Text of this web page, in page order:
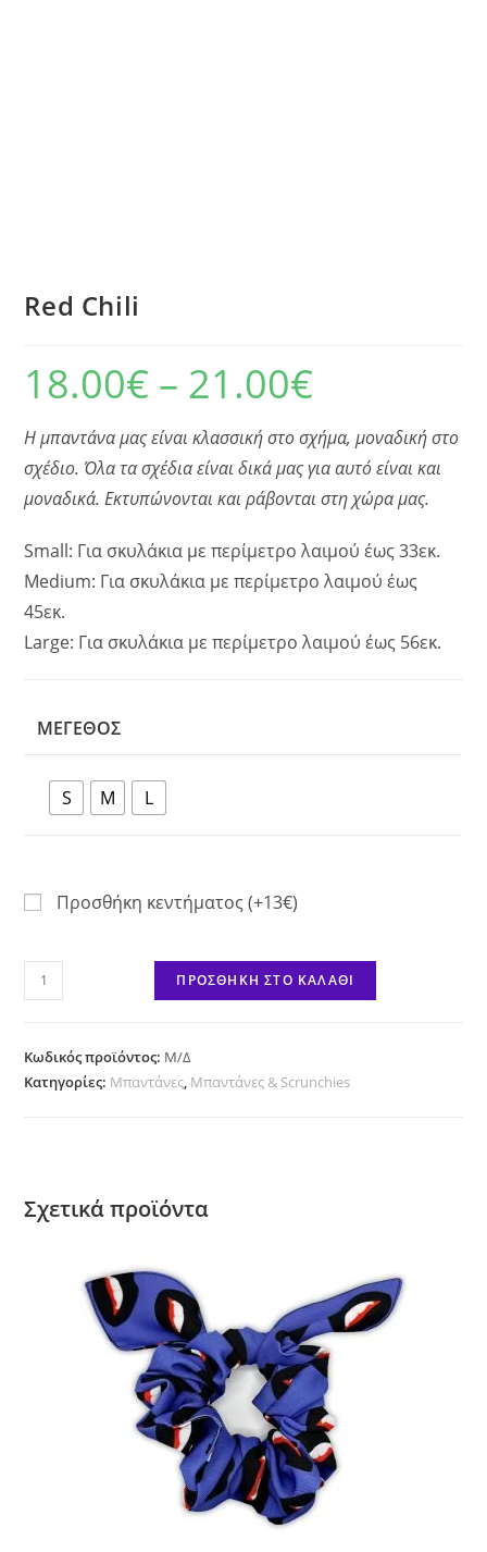
Red Chili
18.00€ – 21.00€
Η μπαντάνα μας είναι κλασσική στο σχήμα, μοναδική στο
σχέδιο. Όλα τα σχέδια είναι δικά μας για αυτό είναι και
μοναδικά. Εκτυπώνονται και ράβονται στη χώρα μας.
Small: Για σκυλάκια με περίμετρο λαιμού έως 33εκ.
Medium: Για σκυλάκια με περίμετρο λαιμού έως
45εκ.
Large: Για σκυλάκια με περίμετρο λαιμού έως 56εκ.
ΜΈΓΕΘΟΣ
S M L
Προσθήκη κεντήματος (+13€)
Red
Chili
ΠΡΟΣΘΉΚΗ ΣΤΟ ΚΑΛΆΘΙ
Κωδικός προϊόντος: Μ/Δ
Κατηγορίες: Μπαντάνες Μπαντάνες & Scrunchies
Σχετικά προϊόντα